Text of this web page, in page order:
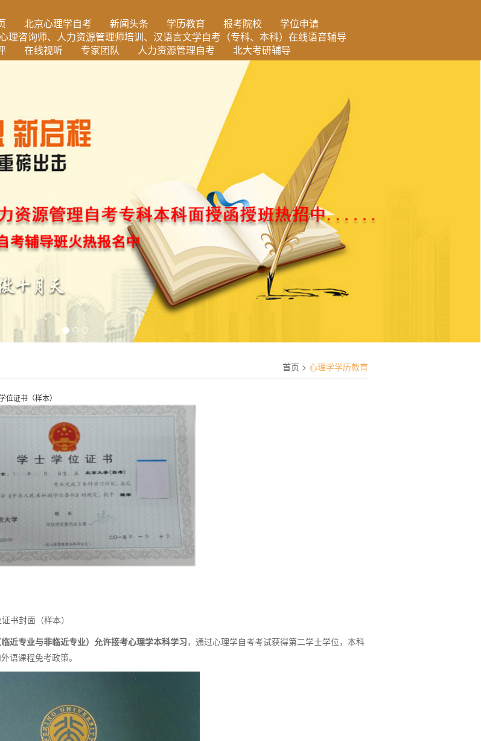
北京心理学自考 新闻头条 学历教育 报考院校
学位申请
理咨询师、人力资源管理师培训、汉语言文学自考（专科、本科）在线语音辅导
在线视听 专家团队 人力资源管理自考 北大考研辅导
首页 > 心理学学历教育
位证书（样本）
书封面（样本）
临近专业与非临近专业） 允许接考心理学本科学习 ，通过心理学自考考试获得第二学士学位 ，本科
语课程免考政策。